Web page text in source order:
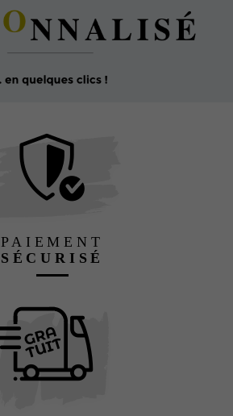
PAIEMENT
SÉCURISÉ